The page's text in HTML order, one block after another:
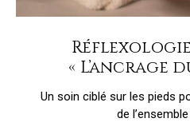
« L’ancrage
Un soin ciblé sur les pieds
de